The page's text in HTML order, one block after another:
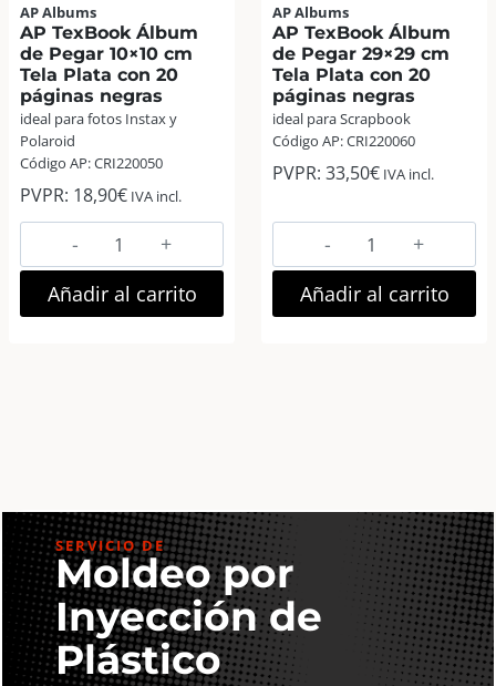
AP Albums
AP TexBook Álbum
de Pegar 10×10 cm
Tela Plata con 20
páginas negras
ideal para fotos Instax y
Polaroid
Código AP: CRI220050
PVPR: 18,90€ IVA incl.
AP
TexBook
Álbum
de
20
páginas
negras
cantidad
Añadir al carrito
AP Albums
AP TexBook Álbum
de Pegar 29×29 cm
Tela Plata con 20
páginas negras
ideal para Scrapbook
Código AP: CRI220060
PVPR: 33,50€ IVA incl.
AP
TexBook
Álbum
de
20
páginas
negras
cantidad
Añadir al carrito
SERVICIO DE
Moldeo por
Inyección de
Plástico